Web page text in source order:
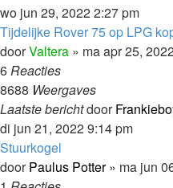
wo jun 29, 2022 2:27 pm
Tijdelijke Rover 75 op LPG
doorValtera » ma apr 25,
6Reacties
8688 Weergaves
Laatste berichtdoor
di jun 21, 2022 9:14 pm
Stuurkogel
doorPaulus Potter» ma jun